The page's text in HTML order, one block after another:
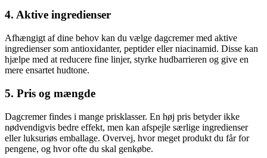
4. Aktive ingredienser
Afhængigt af dine behov kan du vælge dagcremer med aktive
ingredienser som antioxidanter, peptider eller niacinamid. Disse kan
hjælpe med at reducere fine linjer, styrke hudbarrieren og give en
mere ensartet hudtone.
5. Pris og mængde
Dagcremer findes i mange prisklasser. En høj pris betyder ikke
nødvendigvis bedre effekt, men kan afspejle særlige ingredienser
eller luksuriøs emballage. Overvej, hvor meget produkt du får for
pengene, og hvor ofte du skal genkøbe.